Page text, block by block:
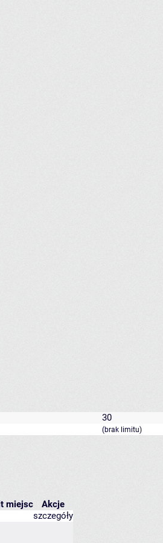
30
(brak limitu)
miejsc
Akcje
szczegóły